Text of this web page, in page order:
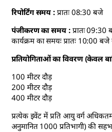
रिपोर्टिंग समय : प्रातः 08:30 बजे
पंजीकरण का समय :प्रातः
कार्यक्रम का समयः प्रातः 10:00
प्रतियोगिताओं का विवरण (केवल
100 मीटर दौड़
200 मीटर दौड़
400 मीटर दौड़
प्रत्येक इवेंट में प्रति आयु वर्ग अधिकतम
अनुमानित 1000 प्रतिभागी) की